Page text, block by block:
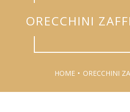
ORECCHINI
HOME ORECCHINI